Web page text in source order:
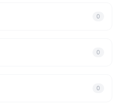
0
0
0